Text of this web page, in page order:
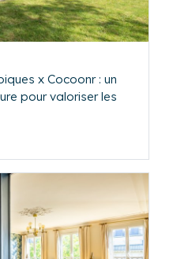
x Cocoonr : un
pour valoriser les